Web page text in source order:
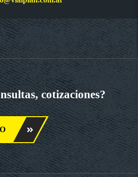
cotizaciones?